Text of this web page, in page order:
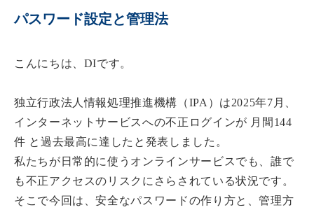
パスワード設定と管理法
こんにちは、DIです。
独立行政法人情報処理推進機構（IPA）は2025年7月、
インターネットサービスへの不正ログインが 月間144
件 と過去最高に達したと発表しました。
私たちが日常的に使うオンラインサービスでも、誰で
も不正アクセスのリスクにさらされている状況です。
そこで今回は、安全なパスワードの作り方と、管理方